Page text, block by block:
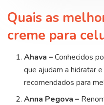
Quais as
creme para
Ahava –Conhecidos
que ajudam a hidratar
recomendados para
Anna Pegova –